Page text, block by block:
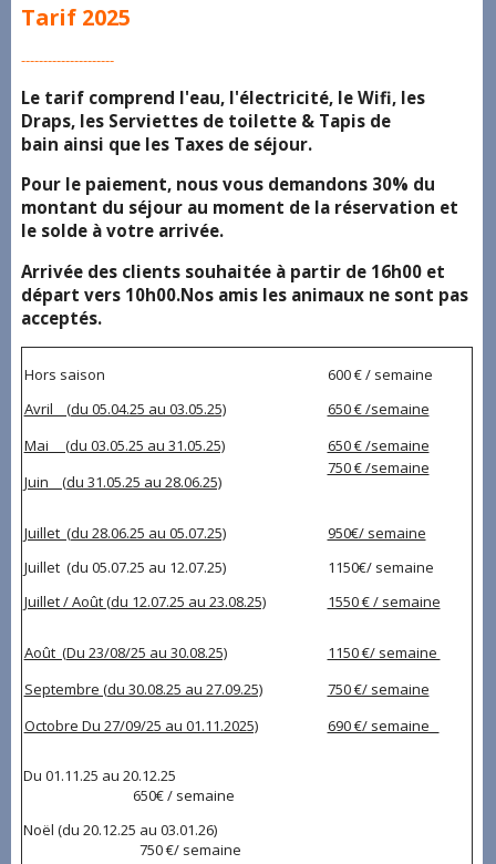
Tarif 2025
---------------------
Le tarif comprend l'eau, l'électricité, le Wifi, les
Draps, les Serviettes de toilette & Tapis de
bain ainsi que les Taxes de séjour.
Pour le paiement, nous vous demandons 30% du
montant du séjour au moment de la réservation et
le solde à votre arrivée.
Arrivée des clients souhaitée à partir de 16h00 et
départ vers 10h00.Nos amis les animaux ne sont pas
acceptés.
Hors saison
Avril (du 05.04.25 au 03.05.25)
600 € / semaine
650 € /semaine
Mai (du 03.05.25 au 31.05.25)
650 € /semaine
Juin (du 31.05.25 au 28.06.25)
750 € /semaine
Juillet (du 28.06.25 au 05.07.25)
Juillet (du 05.07.25 au 12.07.25)
Juillet / Août (du 12.07.25 au 23.08.25)
950€/ semaine
1150€/ semaine
1550 € / semaine
Août (Du 23/08/25 au 30.08.25)
1150 €/ semaine
Septembre (du 30.08.25 au 27.09.25)
750 €/ semaine
Octobre Du 27/09/25 au 01.11.2025)
690 €/ semaine
Du 01.11.25 au 20.12.25
650€ / semaine
Noël (du 20.12.25 au 03.01.26)
750 €/ semaine